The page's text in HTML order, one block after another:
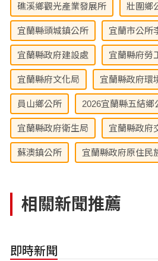
礁溪鄉觀光產業發展所 壯圍鄉
宜蘭縣頭城鎮公所 宜蘭市公所
宜蘭縣政府建設處 宜蘭縣府勞
宜蘭縣府文化局 宜蘭縣政府環
員山鄉公所 2026宜蘭縣五結
宜蘭縣政府衛生局 宜蘭縣政府
蘇澳鎮公所 宜蘭縣政府原住民
相關新聞推薦
即時新聞